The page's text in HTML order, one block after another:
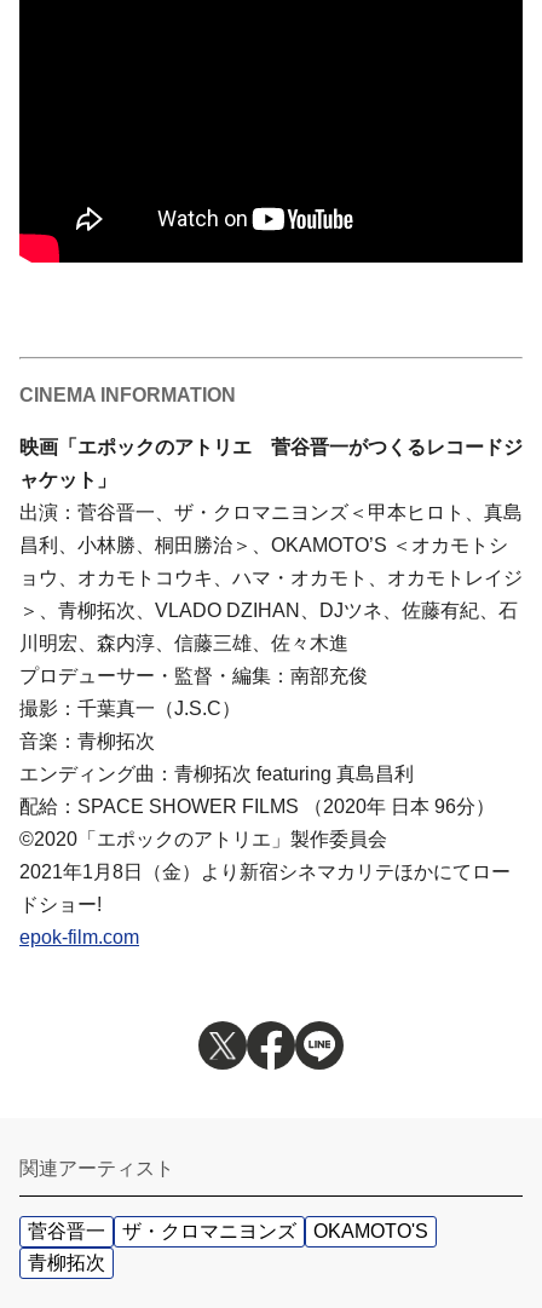
CINEMA INFORMATION
映画「エポックのアトリエ 菅谷晋一がつくるレコードジ
ャケット」
出演：菅谷晋一、ザ・クロマニヨンズ＜甲本ヒロト、真島
昌利、小林勝、桐田勝治＞、OKAMOTO’S ＜オカモトシ
ョウ、オカモトコウキ、ハマ・オカモト、オカモトレイジ
＞、青柳拓次、VLADO DZIHAN、DJツネ、佐藤有紀、石
川明宏、森内淳、信藤三雄、佐々木進
プロデューサー・監督・編集：南部充俊
撮影：千葉真一（J.S.C）
音楽：青柳拓次
エンディング曲：青柳拓次 featuring 真島昌利
配給：SPACE SHOWER FILMS （2020年 日本 96分）
©2020「エポックのアトリエ」製作委員会
2021年1月8日（金）より新宿シネマカリテほかにてロー
ドショー!
epok-film.com
関連アーティスト
菅谷晋一 ザ・クロマニヨンズ
OKAMOTO'S
青柳拓次